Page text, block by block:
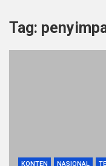
Tag:
KONTEN NASIONAL